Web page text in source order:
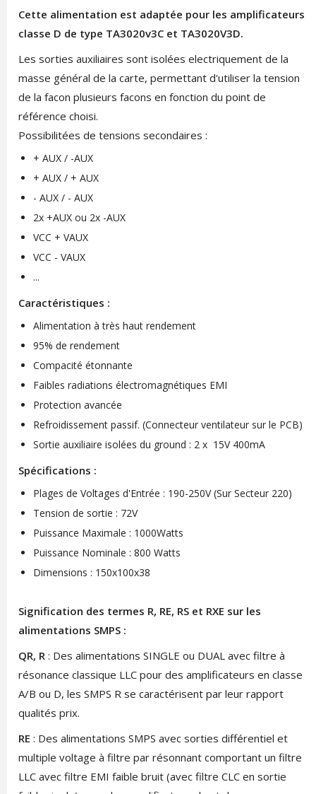
Cette alimentation est adaptée pour les amplificateurs
classe D de type TA3020v3C et TA3020V3D.
Les sorties auxiliaires sont isolées electriquement de la
masse général de la carte, permettant d'utiliser la tension
de la facon plusieurs facons en fonction du point de
référence choisi.
Possibilitées de tensions secondaires :
+ AUX / -AUX
+ AUX / + AUX
- AUX / - AUX
2x +AUX ou 2x -AUX
VCC + VAUX
VCC - VAUX
...
Caractéristiques :
Alimentation à très haut rendement
95% de rendement
Compacité étonnante
Faibles radiations électromagnétiques EMI
Protection avancée
Refroidissement passif. (Connecteur ventilateur sur le PCB)
Sortie auxiliaire isolées du ground : 2 x 15V 400mA
Spécifications :
Plages de Voltages d'Entrée : 190-250V (Sur Secteur 220)
Tension de sortie : 72V
Puissance Maximale : 1000Watts
Puissance Nominale : 800 Watts
Dimensions : 150x100x38
Signification des termes R, RE, RS et RXE sur les
alimentations SMPS :
QR, R: Des alimentations SINGLE ou DUAL avec filtre à
résonance classique LLC pour des amplificateurs en classe
A/B ou D, les SMPS R se caractérisent par leur rapport
qualités prix.
RE : Des alimentations SMPS avec sorties différentiel et
multiple voltage à filtre par résonnant comportant un filtre
LLC avec filtre EMI faible bruit (avec filtre CLC en sortie